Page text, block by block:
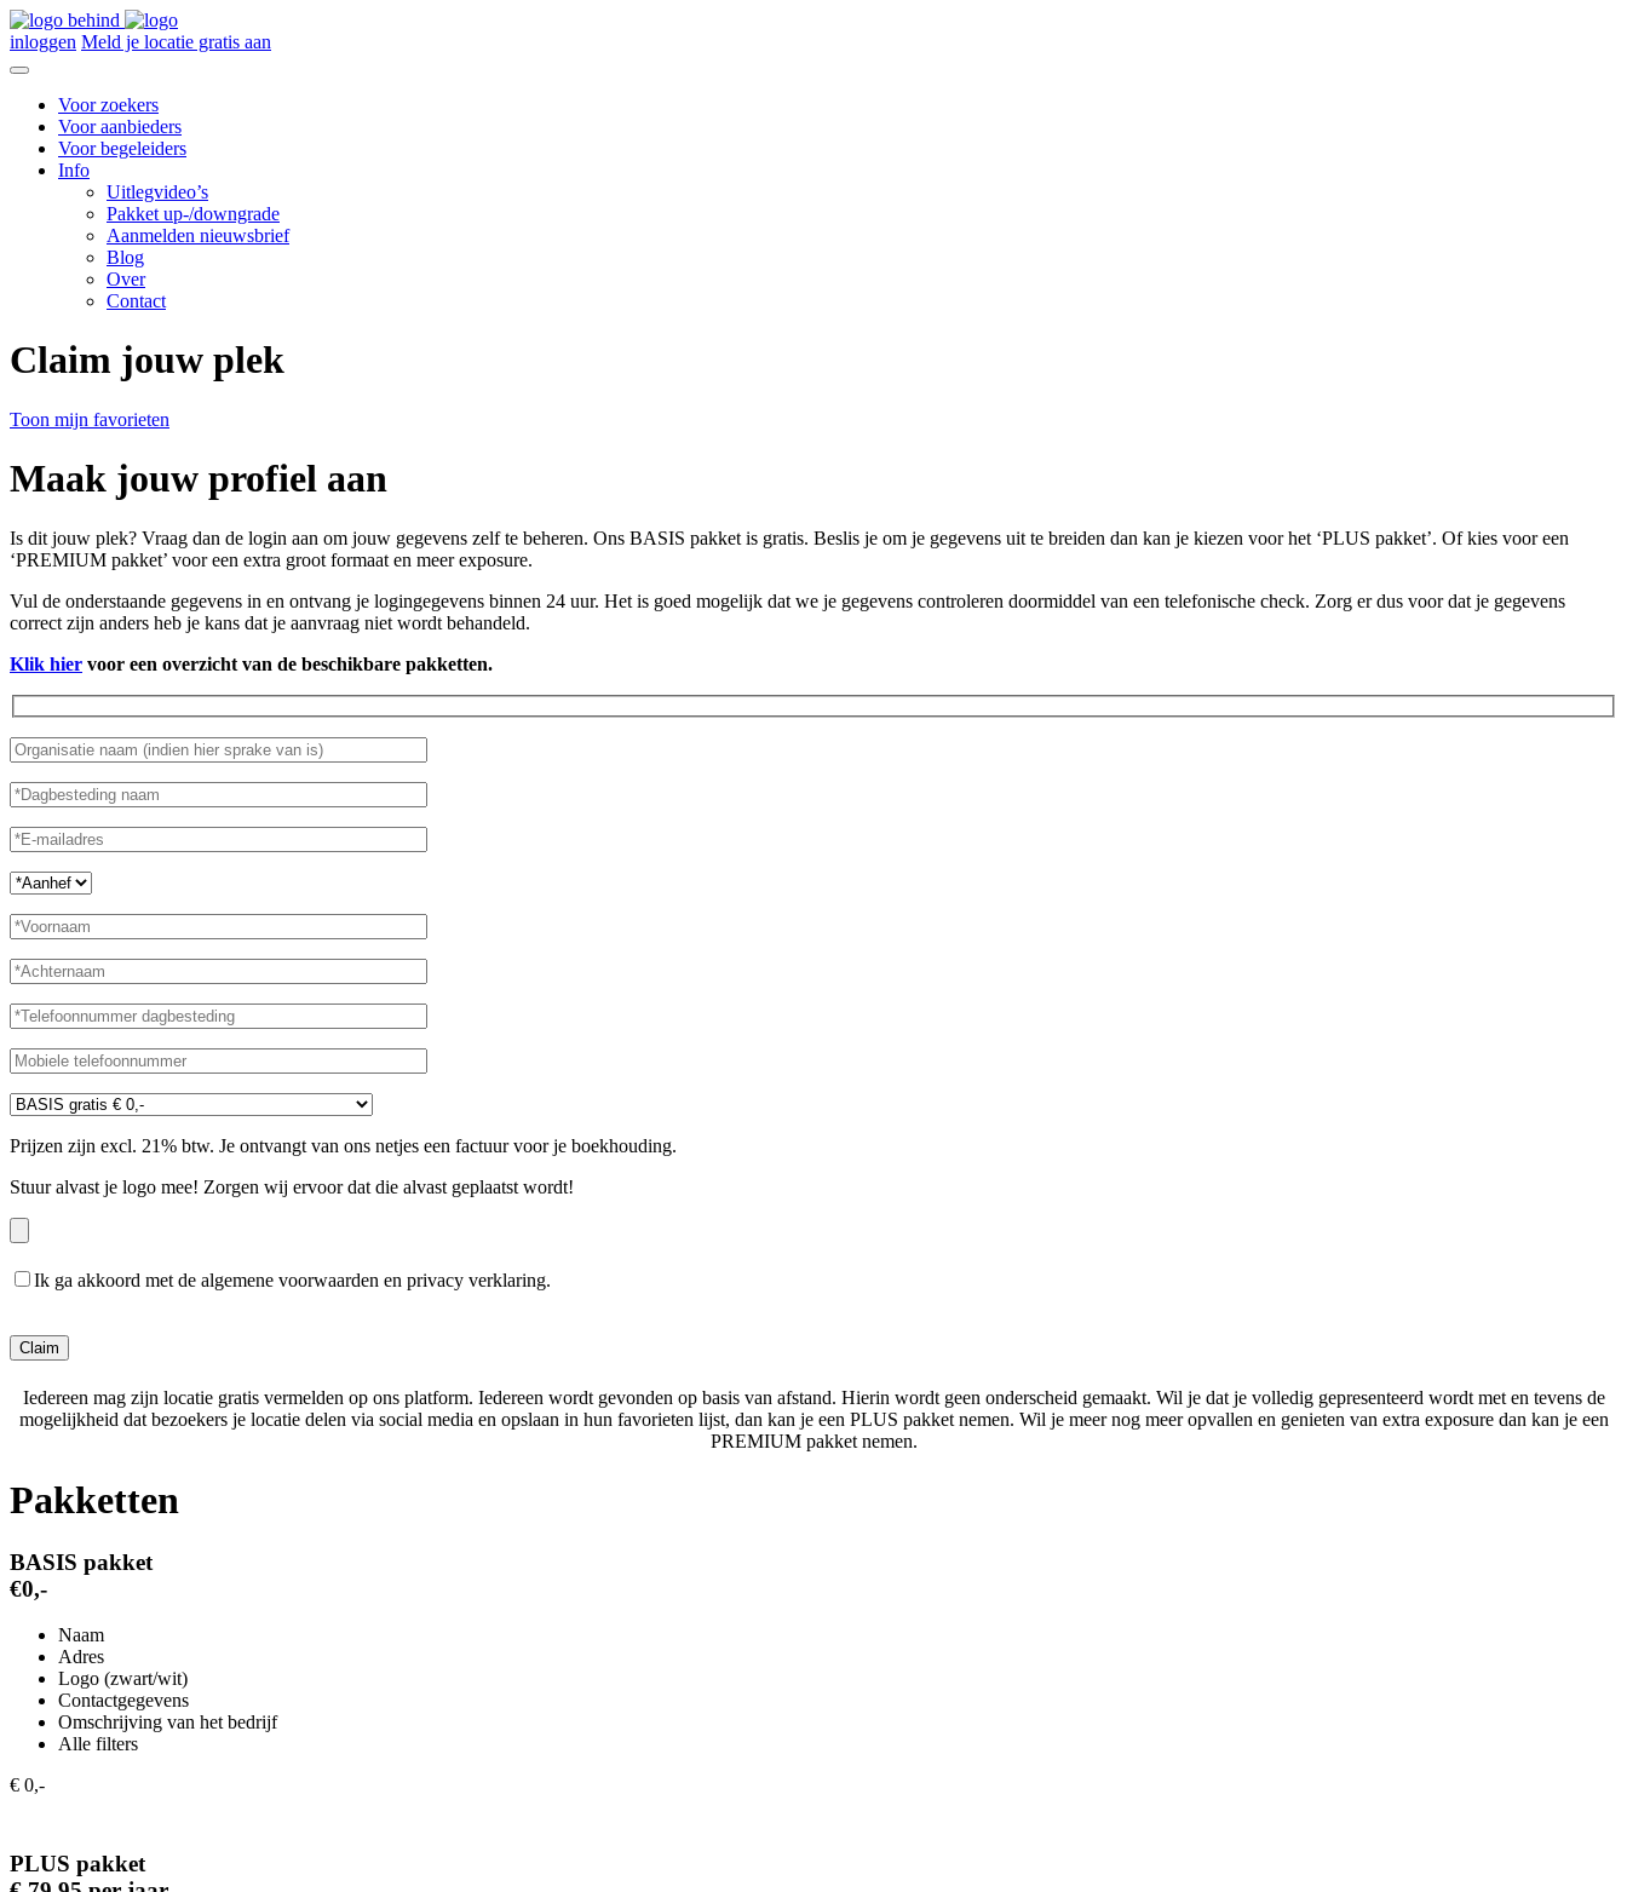
inloggen Meld je locatie gratis aan
Voor zoekers
Voor aanbieders
Voor begeleiders
Info
Uitlegvideo’s
Pakket up-/downgrade
Aanmelden nieuwsbrief
Blog
Over
Contact
Claim jouw plek
Toon mijn favorieten
Maak jouw profiel aan
Is dit jouw plek? Vraag dan de login aan om jouw gegevens zelf te beheren. Ons BASIS pakket is gratis. Beslis je om je gegevens uit te breiden dan kan je kiezen voor het ‘PLUS pakket’. Of kies voor een
‘PREMIUM pakket’ voor een extra groot formaat en meer exposure.
Vul de onderstaande gegevens in en ontvang je logingegevens binnen 24 uur. Het is goed mogelijk dat we je gegevens controleren doormiddel van een telefonische check. Zorg er dus voor dat je gegevens
correct zijn anders heb je kans dat je aanvraag niet wordt behandeld.
Klik hier voor een overzicht van de beschikbare pakketten.
Prijzen zijn excl. 21% btw. Je ontvangt van ons netjes een factuur voor je boekhouding.
Stuur alvast je logo mee! Zorgen wij ervoor dat die alvast geplaatst wordt!
Ik ga akkoord met de algemene voorwaarden en privacy verklaring.
Iedereen mag zijn locatie gratis vermelden op ons platform. Iedereen wordt gevonden op basis van afstand. Hierin wordt geen onderscheid gemaakt. Wil je dat je volledig gepresenteerd wordt met en tevens de
mogelijkheid dat bezoekers je locatie delen via social media en opslaan in hun favorieten lijst, dan kan je een PLUS pakket nemen. Wil je meer nog meer opvallen en genieten van extra exposure dan kan je een
PREMIUM pakket nemen.
Pakketten
BASIS pakket
€0,-
Naam
Adres
Logo (zwart/wit)
Contactgegevens
Omschrijving van het bedrijf
Alle filters
€ 0,-
PLUS pakket